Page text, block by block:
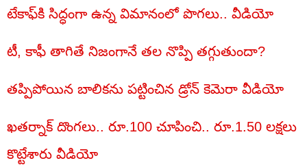
టేకాఫ్‌కి సిద్ధంగా ఉన్న విమానంలో పొగలు.. వీడియో
టీ, కాఫీ తాగితే నిజంగానే తల నొప్పి తగ్గుతుందా?
తప్పిపోయిన బాలికను పట్టించిన డ్రోన్‌ కెమెరా వీడియో
ఖతర్నాక్‌ దొంగలు.. రూ.100 చూపించి.. రూ.1.50 లక్షలు
కొట్టేశారు వీడియో